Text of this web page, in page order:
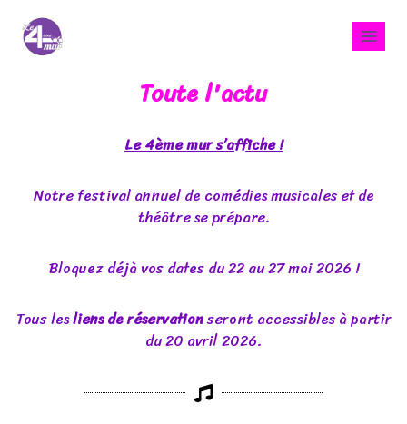
Toute l'actu
Le 4ème mur s’affiche !
Notre festival annuel de comédies musicales et de
théâtre se prépare.
Bloquez déjà vos dates du 22 au 27 mai 2026 !
Tous lesliens de réservationseront accessibles à partir
du 20 avril 2026.